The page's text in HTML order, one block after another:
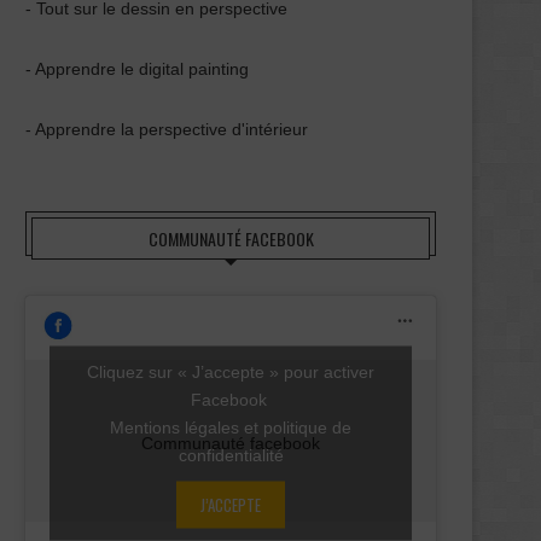
- Tout sur le dessin en perspective
- Apprendre le digital painting
- Apprendre la perspective d'intérieur
COMMUNAUTÉ FACEBOOK
Communauté facebook
Cliquez sur « J’accepte » pour activer
Facebook
Mentions légales et politique de
confidentialité
J’ACCEPTE